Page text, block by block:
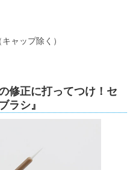
ャップ除く）
修正に打ってつけ！セ
ラシ』